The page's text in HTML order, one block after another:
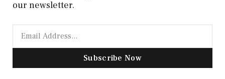
our newsletter.
Subscribe Now